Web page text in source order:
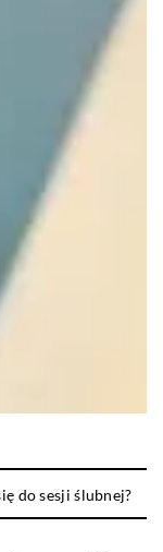
do sesji ślubnej?